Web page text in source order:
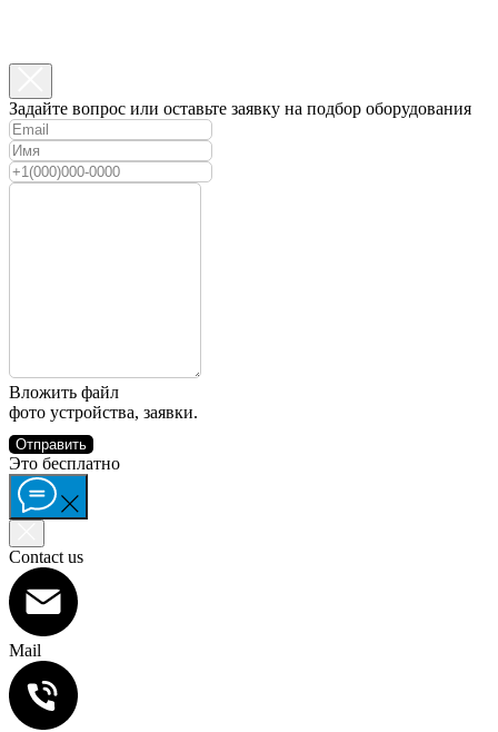
Задайте вопрос или оставьте заявку на подбор оборудования
Вложить файл
фото устройства, заявки.
Отправить
Это бесплатно
Contact us
Mail